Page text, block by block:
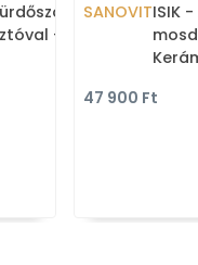
-
SANOVITISIK
47 900 Ft